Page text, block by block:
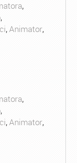
,
,
,Animator,
,
,
,Animator,